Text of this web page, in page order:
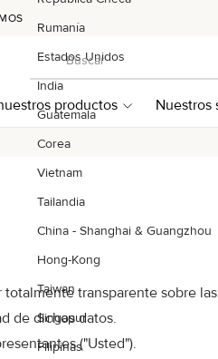
Rumanía
Estados Unidos
India
Guatemala
Corea
Vietnam
Tailandia
China - Shanghai & Guangzhou
Hong-Kong
Taiwan
Singapur
Filipinas
Buscar
Buscar
productos Nuestros
transparente sobre
de dichos datos.
("Usted").